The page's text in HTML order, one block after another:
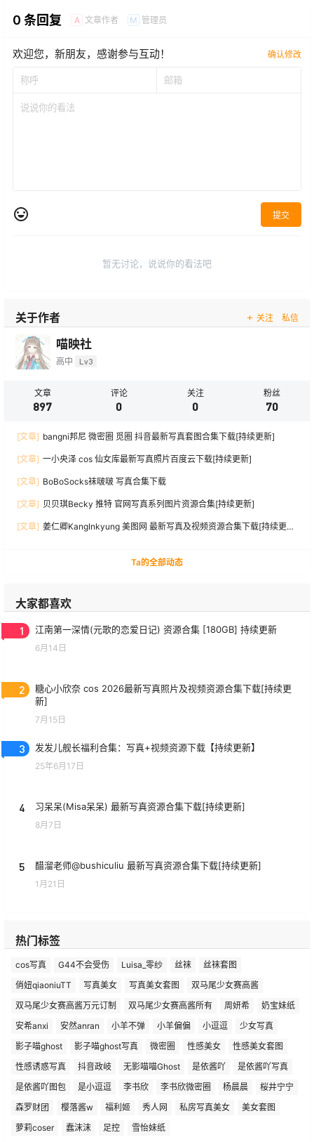
0 条回复 A 文章作者 M 管理员
欢迎您，新朋友，感谢参与互动！ 确认修改
提交
暂无讨论，说说你的看法吧
关于作者 关注 私信
喵映社
高中 Lv3
文章
897
评论
0
关注
0
粉丝
70
[文章] bangni邦尼 微密圈 觅圈 抖音最新写真套图合集下载[持续更新]
[文章] 一小央泽 cos 仙女库最新写真照片百度云下载[持续更新]
[文章] BoBoSocks袜啵啵 写真合集下载
[文章] 贝贝琪Becky 推特 官网写真系列图片资源合集[持续更新]
[文章] 姜仁卿KangInkyung 美图网 最新写真及视频资源合集下载[持续更
Ta的全部动态
大家都喜欢
1 江南第一深情(元歌的恋爱日记) 资源合集 [180GB] 持续更新
6月14日
2
糖心小欣奈 cos 2026最新写真照片及视频资源合集下载[持续更
新]
7月15日
3 发发儿舰长福利合集：写真+视频资源下载【持续更新】
25年6月17日
4 习呆呆(Misa呆呆) 最新写真资源合集下载[持续更新]
8月7日
5 醋溜老师@bushiculiu 最新写真资源合集下载[持续更新]
1月21日
热门标签
cos写真 G44不会受伤 Luisa_零纱 丝袜
丝袜套图
俏妞qiaoniuTT
写真美女 写真美女套图
双马尾少女赛高酱
双马尾少女赛高酱万元订制
双马尾少女赛高酱所有 周妍希
奶宝妹纸
安希anxi
安然anran 小羊不弹 小羊偏偏 小逗逗
少女写真
影子喵ghost
影子喵ghost写真 微密圈 性感美女
性感美女套图
性感诱惑写真
抖音政岐 无影喵喵Ghost 是依酱吖
是依酱吖写真
是依酱吖图包
是小逗逗 李书欣 李书欣微密圈 杨晨晨
桜井宁宁
森罗财团
樱落酱w 福利姬 秀人网 私房写真美女
美女套图
萝莉coser
蠢沫沫 足控 雪怡妹纸